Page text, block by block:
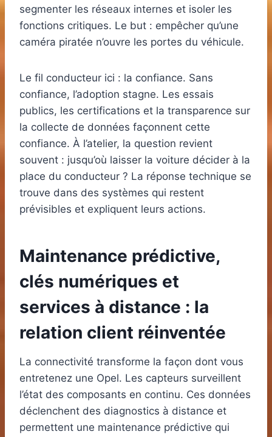
segmenter les réseaux internes et isoler les
fonctions critiques. Le but : empêcher qu’une
caméra piratée n’ouvre les portes du véhicule.
Le fil conducteur ici : la confiance. Sans
confiance, l’adoption stagne. Les essais
publics, les certifications et la transparence sur
la collecte de données façonnent cette
confiance. À l’atelier, la question revient
souvent : jusqu’où laisser la voiture décider à la
place du conducteur ? La réponse technique se
trouve dans des systèmes qui restent
prévisibles et expliquent leurs actions.
Maintenance prédictive,
clés numériques et
services à distance : la
relation client réinventée
La connectivité transforme la façon dont vous
entretenez une Opel. Les capteurs surveillent
l’état des composants en continu. Ces données
déclenchent des diagnostics à distance et
permettent une maintenance prédictive qui